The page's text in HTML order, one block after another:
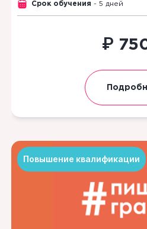
Срок обучения - 5 дней
₽
Повышение квалификации